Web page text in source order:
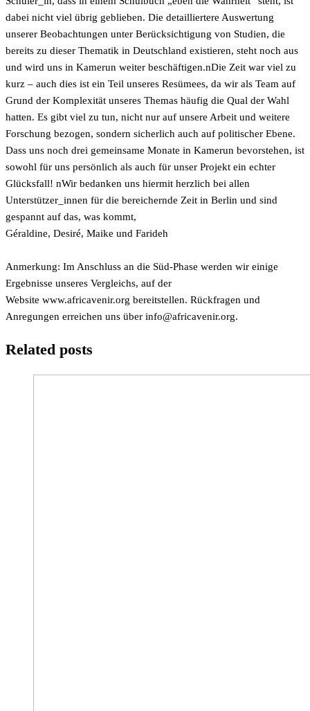
dabei nicht viel übrig geblieben. Die detailliertere Auswertung
unserer Beobachtungen unter Berücksichtigung von Studien, die
bereits zu dieser Thematik in Deutschland existieren, steht noch aus
und wird uns in Kamerun weiter beschäftigen.nDie Zeit war viel zu
kurz – auch dies ist ein Teil unseres Resümees, da wir als Team auf
Grund der Komplexität unseres Themas häufig die Qual der Wahl
hatten. Es gibt viel zu tun, nicht nur auf unsere Arbeit und weitere
Forschung bezogen, sondern sicherlich auch auf politischer Ebene.
Dass uns noch drei gemeinsame Monate in Kamerun bevorstehen, ist
sowohl für uns persönlich als auch für unser Projekt ein echter
Glücksfall! nWir bedanken uns hiermit herzlich bei allen
Unterstützer_innen für die bereichernde Zeit in Berlin und sind
gespannt auf das, was kommt,
Géraldine, Desiré, Maike und Farideh
Anmerkung: Im Anschluss an die Süd-Phase werden wir einige
Ergebnisse unseres Vergleichs, auf der
Website www.africavenir.org bereitstellen. Rückfragen und
Anregungen erreichen uns über gro.rinevacirfa@ofni.
Related posts